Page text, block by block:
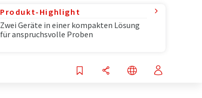
Produkt-Highlight
Zwei Geräte in einer kompakten Lösung
für anspruchsvolle Proben